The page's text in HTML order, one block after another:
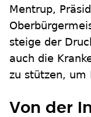
Mentrup,
steige der
auch die
zu stützen, um
Von der